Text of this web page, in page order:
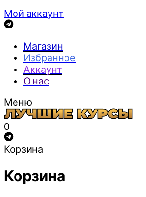
Мой аккаунт
Магазин
Избранное
Аккаунт
О нас
Меню
0
Корзина
Корзина